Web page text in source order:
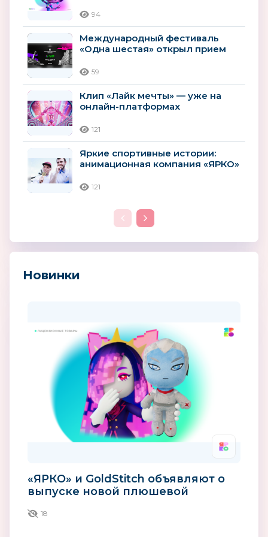
компетенций...
94
Международный фестиваль
«Одна шестая» открыл прием
актерскую...
59
Клип «Лайк мечты» — уже на
онлайн-платформах
121
Яркие спортивные истории:
анимационная компания «ЯРКО»
121
Новинки
«ЯРКО» и GoldStitch объявляют о
выпуске новой плюшевой
18